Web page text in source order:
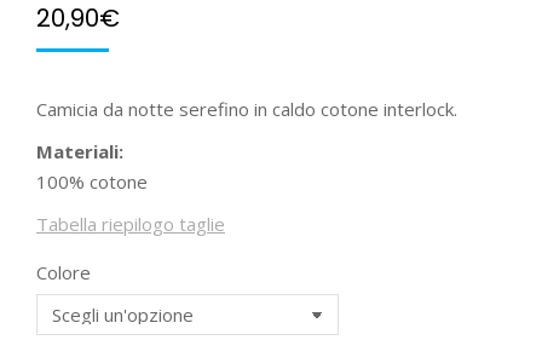
20,90€
Camicia da notte serefino in caldo cotone interlock.
Materiali:
100% cotone
Tabella riepilogo taglie
Colore